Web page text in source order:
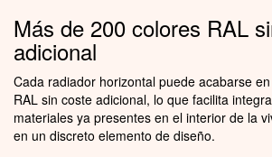
Más de 200 colores RAL
adicional
Cada radiador horizontal puede acabarse
RAL sin coste adicional, lo que facilita
materiales ya presentes en el interior de la
en un discreto elemento de diseño.